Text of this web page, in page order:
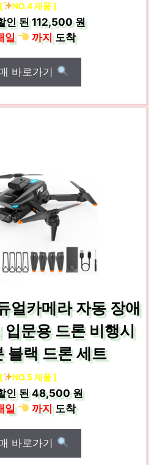
[ NO.4 제품 ]
인 된112,500 원
일
까지도착
바로가기
얼카메라 자동 장애
입문용 드론 비행시
블랙 드론 세트
[ NO.5 제품 ]
인 된48,500 원
일
까지도착
바로가기